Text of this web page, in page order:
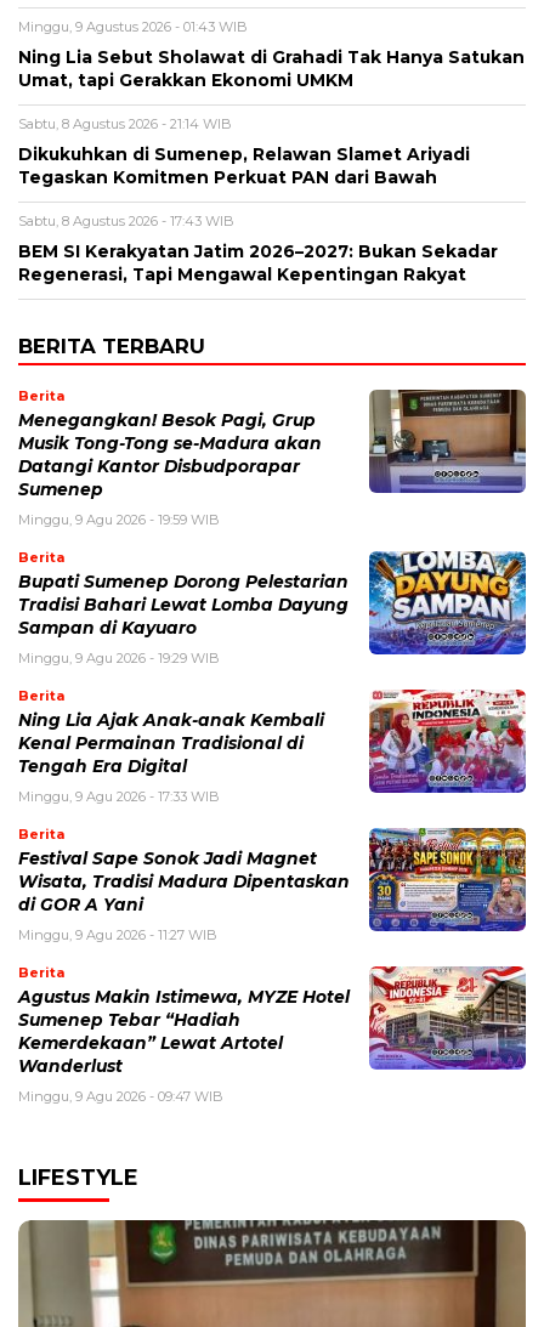
Minggu, 9 Agustus 2026 - 01:43 WIB
Ning Lia Sebut Sholawat di Grahadi Tak Hanya Satukan
Umat, tapi Gerakkan Ekonomi UMKM
Sabtu, 8 Agustus 2026 - 21:14 WIB
Dikukuhkan di Sumenep, Relawan Slamet Ariyadi
Tegaskan Komitmen Perkuat PAN dari Bawah
Sabtu, 8 Agustus 2026 - 17:43 WIB
BEM SI Kerakyatan Jatim 2026–2027: Bukan Sekadar
Regenerasi, Tapi Mengawal Kepentingan Rakyat
BERITA TERBARU
Berita
Menegangkan! Besok Pagi, Grup
Musik Tong-Tong se-Madura akan
Datangi Kantor Disbudporapar
Sumenep
Minggu, 9 Agu 2026 - 19:59 WIB
Berita
Bupati Sumenep Dorong Pelestarian
Tradisi Bahari Lewat Lomba Dayung
Sampan di Kayuaro
Minggu, 9 Agu 2026 - 19:29 WIB
Berita
Ning Lia Ajak Anak-anak Kembali
Kenal Permainan Tradisional di
Tengah Era Digital
Minggu, 9 Agu 2026 - 17:33 WIB
Berita
Festival Sape Sonok Jadi Magnet
Wisata, Tradisi Madura Dipentaskan
di GOR A Yani
Minggu, 9 Agu 2026 - 11:27 WIB
Berita
Agustus Makin Istimewa, MYZE Hotel
Sumenep Tebar “Hadiah
Kemerdekaan” Lewat Artotel
Wanderlust
Minggu, 9 Agu 2026 - 09:47 WIB
LIFESTYLE